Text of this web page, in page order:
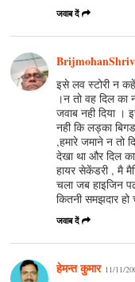
जवाब दें
इसे लव स्टोरी न
।न तो वह दिल
जवाब नही दिया ।
नही कि लड्का
,हमारे जमाने न तो
देखा था और दिल
हायर सेकेंडरी , मै
चला जब हाइजिन
कितनी समझदार हो
जवाब दें
हेमन्त कुमार 11/11/